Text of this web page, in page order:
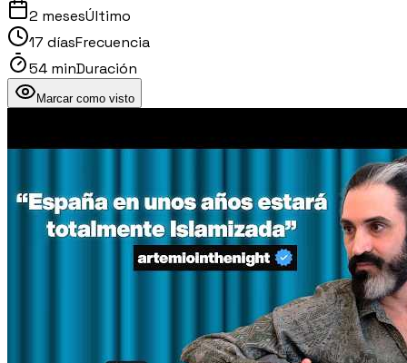
2 mesesÚltimo
17 díasFrecuencia
54 minDuración
Marcar como visto